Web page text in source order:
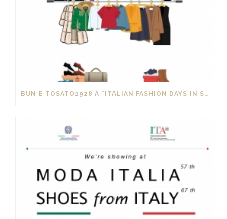
BUN E TOSATO1928 A “ITALIAN FASHION DAYS IN SOUTH KOREA”